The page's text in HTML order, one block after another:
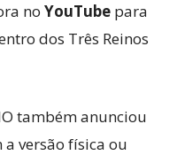
no YouTube para
dos Três Reinos
também anunciou
versão física ou